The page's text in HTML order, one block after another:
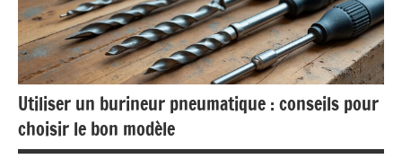
Utiliser un burineur pneumatique : conseils pour
choisir le bon modèle